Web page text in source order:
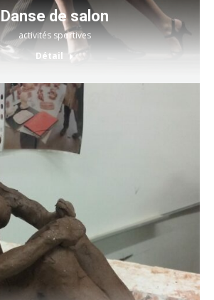
Danse de salon
activités sportives
Détail